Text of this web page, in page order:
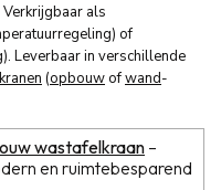
als
of
Leverbaar in verschillende
(opbouwofwand-
wastafelkraan–
en ruimtebesparend